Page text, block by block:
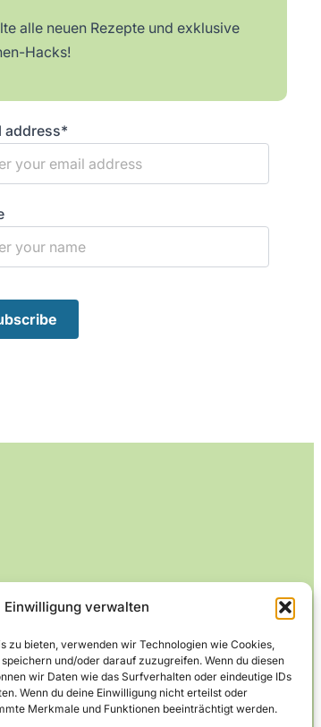
Einwilligung verwalten
zu bieten, verwenden wir Technologien wie Cookies,
und/oder darauf zuzugreifen. Wenn du diesen
wir Daten wie das Surfverhalten oder eindeutige IDs
Wenn du deine Einwilligung nicht erteilst oder
Merkmale und Funktionen beeinträchtigt werden.
alle neuen Rezepte und exklusive
Hacks!
address*